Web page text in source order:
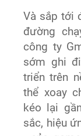
Và sắp tới
đường
công ty
sớm ghi
triển trên
thể xoay
kéo lại
sắc, hiệu